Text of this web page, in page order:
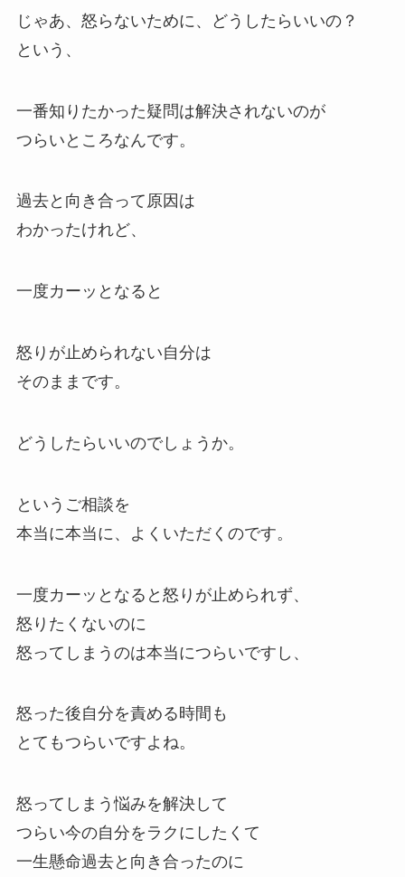
じゃあ、怒らないために、どうしたらいいの？
という、
一番知りたかった疑問は解決されないのが
つらいところなんです。
過去と向き合って原因は
わかったけれど、
一度カーッとなると
怒りが止められない自分は
そのままです。
どうしたらいいのでしょうか。
というご相談を
本当に本当に、よくいただくのです。
一度カーッとなると怒りが止められず、
怒りたくないのに
怒ってしまうのは本当につらいですし、
怒った後自分を責める時間も
とてもつらいですよね。
怒ってしまう悩みを解決して
つらい今の自分をラクにしたくて
一生懸命過去と向き合ったのに